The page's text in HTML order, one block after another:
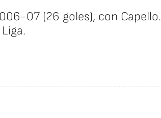
07 (26 goles), con Capello.